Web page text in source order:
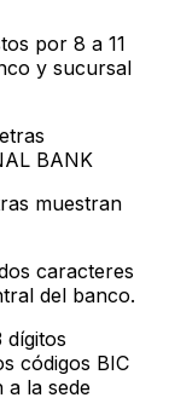
por 8 a 11
y sucursal
BANK
muestran
caracteres
del banco.
dígitos
códigos BIC
a la sede